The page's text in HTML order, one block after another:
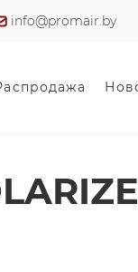
info@promair.by